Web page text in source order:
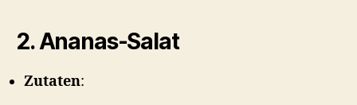
2. Ananas-Salat
Zutaten: